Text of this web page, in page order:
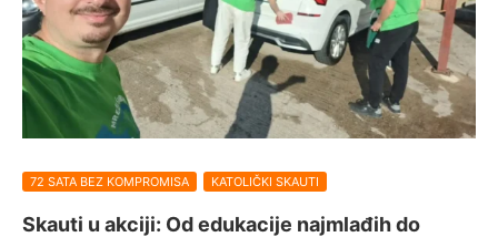
72 SATA BEZ KOMPROMISA KATOLIČKI SKAUTI
Skauti u akciji: Od edukacije najmlađih do